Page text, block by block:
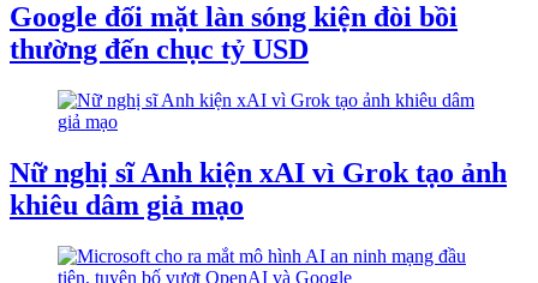
Google đối mặt làn sóng kiện đòi bồi
thường đến chục tỷ USD
Nữ nghị sĩ Anh kiện xAI vì Grok tạo ảnh
khiêu dâm giả mạo